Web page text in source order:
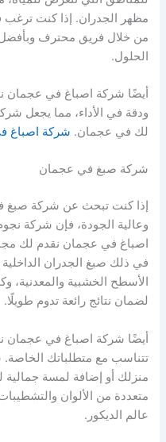
مظهر الجدران. إذا كنت
من خلال فريق محترف وبأفضل
الحلول.
أيضًا شركة اصباغ في عجمان
ودقة في الأداء، مما يجعل
لك في عجمان. شركة اصباغ
شركة صبغ في عجمان
إذا كنت تبحث عن شركة صبغ
وعالية الجودة، فإن شركة
اصباغ في عجمان نقدم لك
في ذلك صبغ الجدران الداخلية
الأسطح الخشبية والمعدنية،
لضمان نتائج رائعة تدوم طويلًا.
أيضًا شركة اصباغ في
تتناسب مع متطلباتك
منزلك أو إضافة لمسة جمالية
متعددة من الألوان
عالم الديكور.